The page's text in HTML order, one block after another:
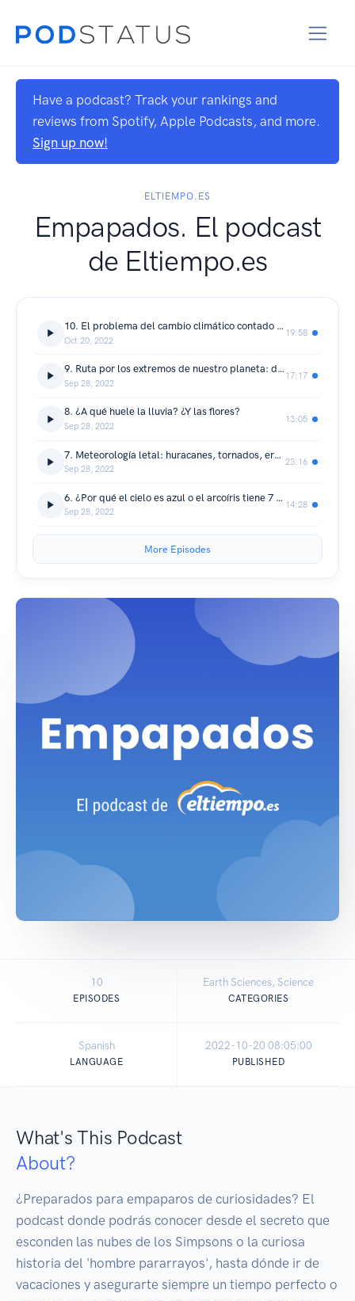
Have a podcast? Track your rankings and
reviews from Spotify, Apple Podcasts, and more.
Sign up now!
ELTIEMPO.ES
Empapados. El podcast
de Eltiempo.es
10. El problema del cambio climático contado para dummies
Oct 20, 2022
19:58
9. Ruta por los extremos de nuestro planeta: de los más gélidos a los infernales
Sep 28, 2022
17:17
8. ¿A qué huele la lluvia? ¿Y las flores?
Sep 28, 2022
13:05
7. Meteorología letal: huracanes, tornados, erupciones volcánicas y ¡mucho más!
Sep 28, 2022
23:16
6. ¿Por qué el cielo es azul o el arcoíris tiene 7 colores?
Sep 28, 2022
14:28
More Episodes
10
EPISODES
Earth Sciences, Science
CATEGORIES
Spanish
LANGUAGE
2022-10-20 08:05:00
PUBLISHED
What's This Podcast
About?
¿Preparados para empaparos de curiosidades? El
podcast donde podrás conocer desde el secreto que
esconden las nubes de los Simpsons o la curiosa
historia del 'hombre pararrayos', hasta dónde ir de
vacaciones y asegurarte siempre un tiempo perfecto o